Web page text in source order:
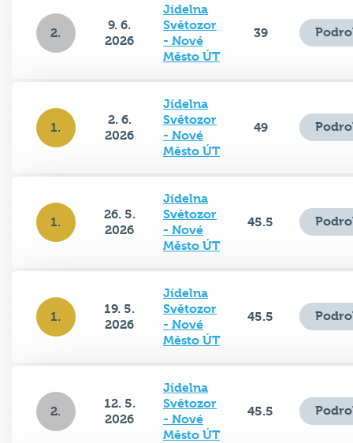
2.
9. 6.
2026
Jídelna
Světozor
- Nové
Město ÚT
39
1.
2. 6.
2026
Jídelna
Světozor
- Nové
Město ÚT
49
1.
26. 5.
2026
Jídelna
Světozor
- Nové
Město ÚT
45.5
1.
19. 5.
2026
Jídelna
Světozor
- Nové
Město ÚT
45.5
2.
12. 5.
2026
Jídelna
Světozor
- Nové
Město ÚT
45.5